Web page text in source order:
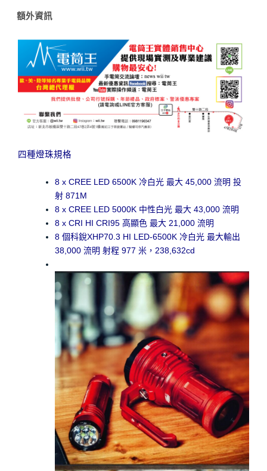
筒
光/
快
充/
額外資訊
四種燈珠規格
8 x CREE LED 6500K 冷白光 最大 45,000 流明 投
射 871M
8 x CREE LED 5000K 中性白光 最大 43,000 流明
8 x CRI HI CRI95 高顯色 最大 21,000 流明
8 個科銳XHP70.3 HI LED-6500K 冷白光 最大輸出
38,000 流明 射程 977 米，238,632cd